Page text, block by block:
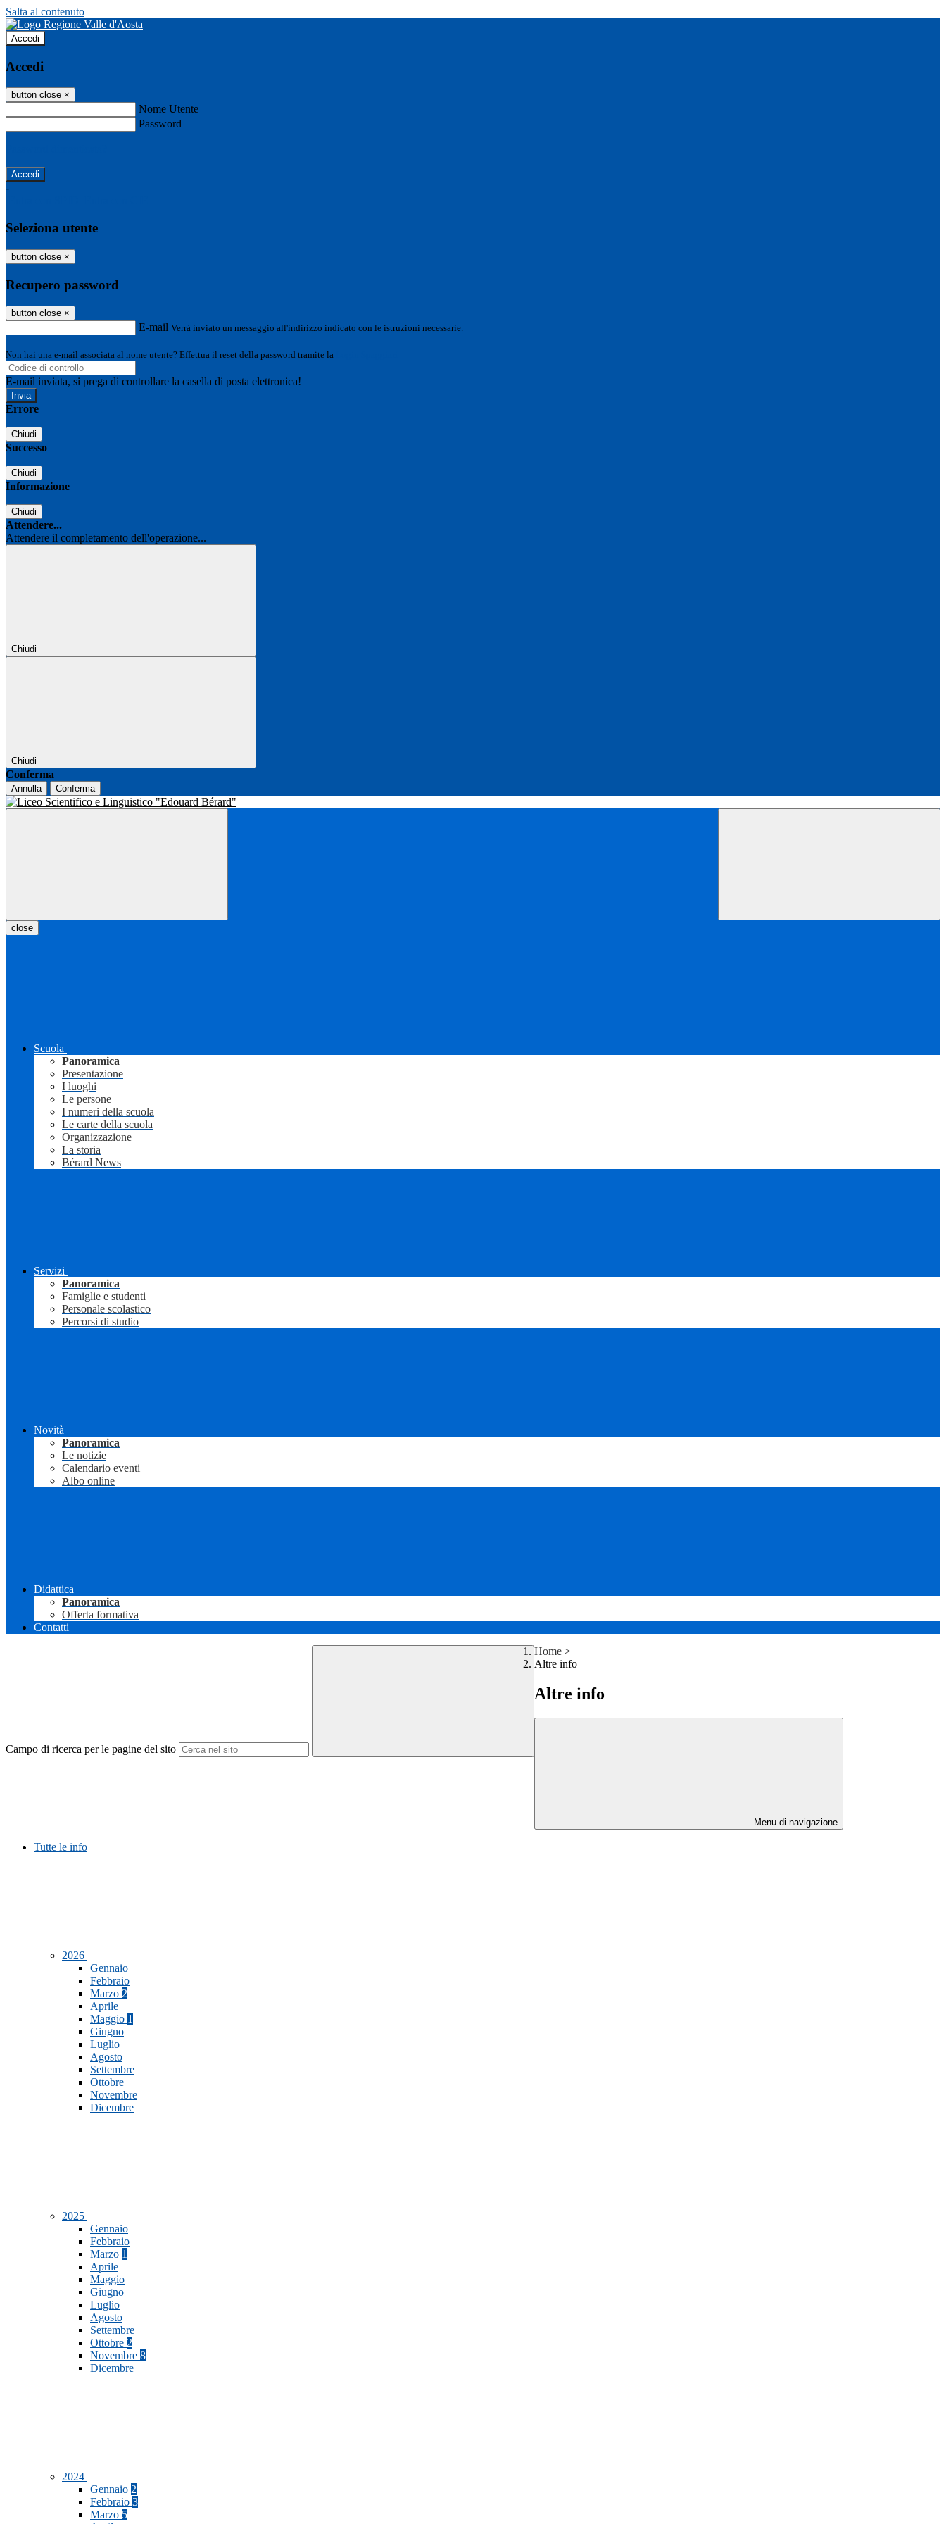
Salta al contenuto
Accedi
Accedi
button close ×
Nome Utente
Password
-
Seleziona utente
button close ×
Recupero password
button close ×
E-mail Verrà inviato un messaggio all'indirizzo indicato con le istruzioni necessarie.
Non hai una e-mail associata al nome utente? Effettua il reset della password tramite la
E-mail inviata, si prega di controllare la casella di posta elettronica!
Errore
Chiudi
Successo
Chiudi
Informazione
Chiudi
Attendere...
Attendere il completamento dell'operazione...
Chiudi
Chiudi
Conferma
Annulla Conferma
close
Scuola
Panoramica
Presentazione
I luoghi
Le persone
I numeri della scuola
Le carte della scuola
Organizzazione
La storia
Bérard News
Servizi
Panoramica
Famiglie e studenti
Personale scolastico
Percorsi di studio
Novità
Panoramica
Le notizie
Calendario eventi
Albo online
Didattica
Panoramica
Offerta formativa
Contatti
Campo di ricerca per le pagine del sito
Home >
Altre info
Altre info
Menu di navigazione
Tutte le info
2026
Gennaio
Febbraio
Marzo 2
Aprile
Maggio 1
Giugno
Luglio
Agosto
Settembre
Ottobre
Novembre
Dicembre
2025
Gennaio
Febbraio
Marzo 1
Aprile
Maggio
Giugno
Luglio
Agosto
Settembre
Ottobre 2
Novembre 8
Dicembre
2024
Gennaio 2
Febbraio 3
Marzo 5